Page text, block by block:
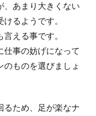
、あまり大きくない
るようです。
える事です。
仕事の妨げになって
のものを選びましょ
るため、足が楽なナ